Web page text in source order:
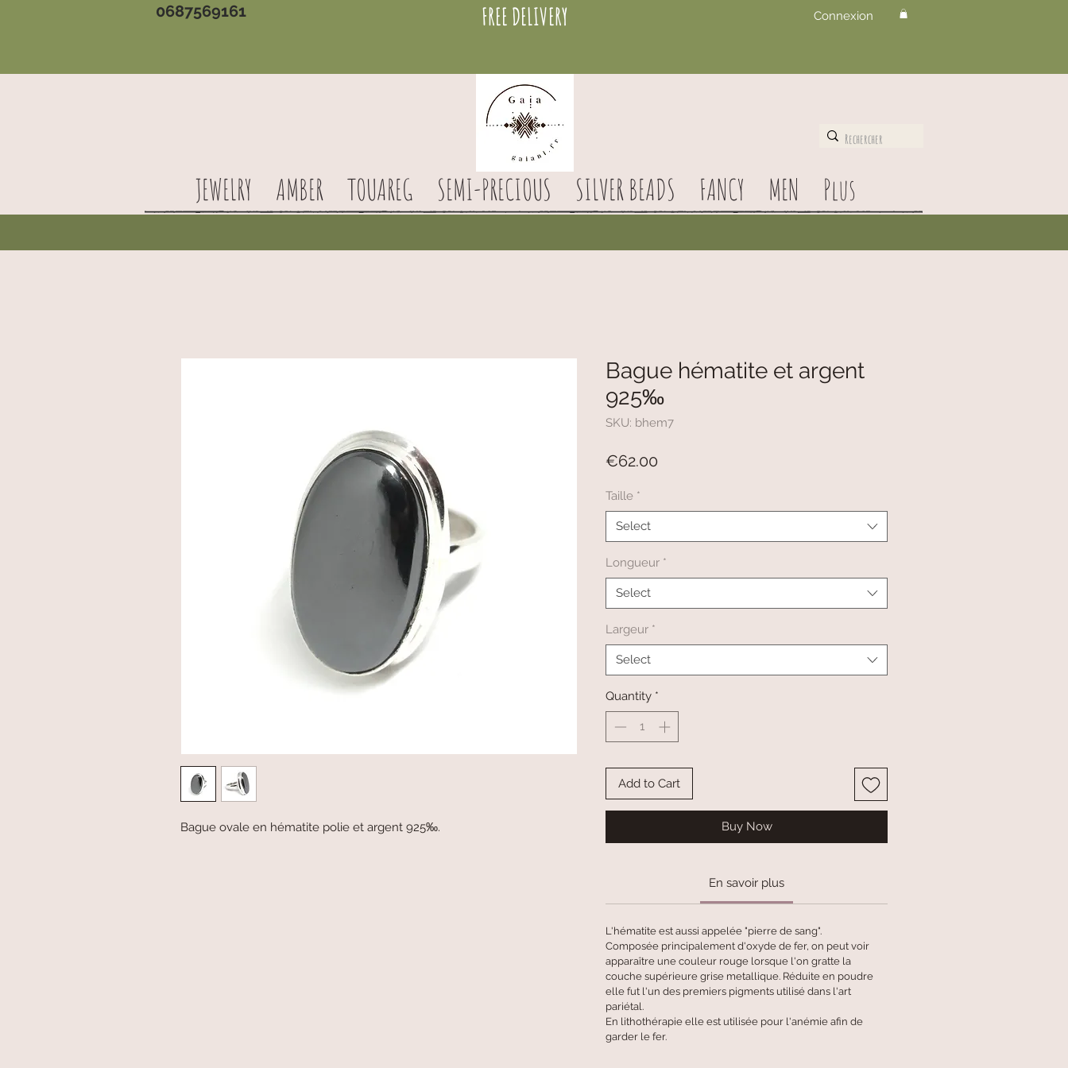
0687569161 FREE DELIVERY Connexion
JEWELRY AMBER TOUAREG SEMI-PRECIOUS SILVER BEADS FANCY MEN Plus
Bague ovale en hématite polie et argent 925‰.
Bague hématite et argent
925‰
SKU: bhem7
€62.00
Taille *
Select
Longueur *
Select
Largeur *
Select
Quantity *
Add to Cart
Buy Now
En savoir plus
L'hématite est aussi appelée "pierre de sang".
Composée principalement d'oxyde de fer, on peut voir
apparaître une couleur rouge lorsque l'on gratte la
couche supérieure grise metallique. Réduite en poudre
elle fut l'un des premiers pigments utilisé dans l'art
pariétal.
En lithothérapie elle est utilisée pour l'anémie afin de
garder le fer.